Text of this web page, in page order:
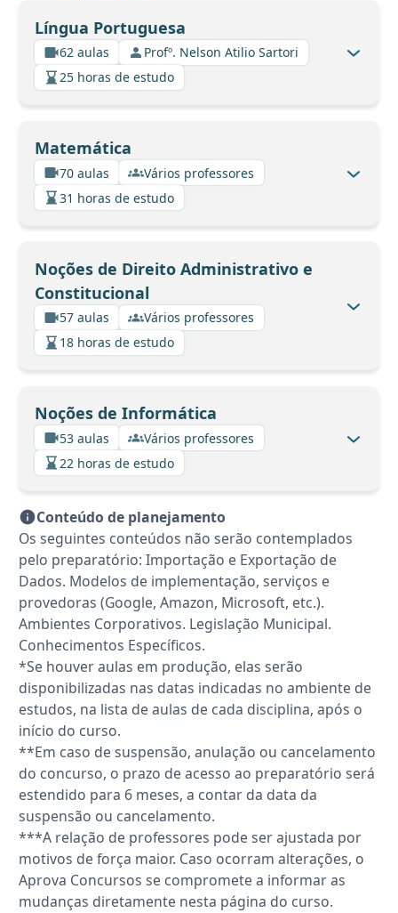
Língua Portuguesa
62 aulas
Profº. Nelson Atilio Sartori
25 horas de estudo
Matemática
70 aulas
Vários professores
31 horas de estudo
Noções de Direito Administrativo e
Constitucional
57 aulas
Vários professores
18 horas de estudo
Noções de Informática
53 aulas
Vários professores
22 horas de estudo
Conteúdo de planejamento
Os seguintes conteúdos não serão contemplados
pelo preparatório: Importação e Exportação de
Dados. Modelos de implementação, serviços e
provedoras (Google, Amazon, Microsoft, etc.).
Ambientes Corporativos. Legislação Municipal.
Conhecimentos Específicos.
*Se houver aulas em produção, elas serão
disponibilizadas nas datas indicadas no ambiente de
estudos, na lista de aulas de cada disciplina, após o
início do curso.
**Em caso de suspensão, anulação ou cancelamento
do concurso, o prazo de acesso ao preparatório será
estendido para 6 meses, a contar da data da
suspensão ou cancelamento.
***A relação de professores pode ser ajustada por
motivos de força maior. Caso ocorram alterações, o
Aprova Concursos se compromete a informar as
mudanças diretamente nesta página do curso.